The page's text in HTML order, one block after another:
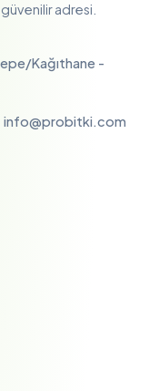
adresi.
Kağıthane -
info@probitki.com